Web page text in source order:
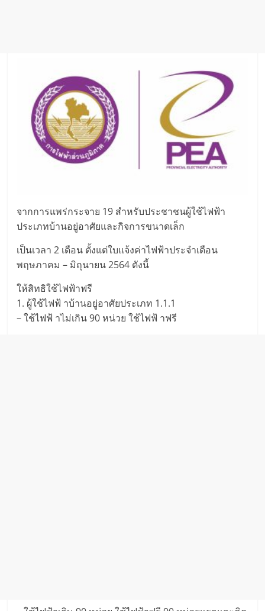
จากการแพร่กระจาย 19 สำหรับประชาชนผู้ใช้ไฟฟ้า
ประเภทบ้านอยู่อาศัยและกิจการขนาดเล็ก
เป็นเวลา 2 เดือน ตั้งแต่ใบแจ้งค่าไฟฟ้าประจำเดือน
พฤษภาคม – มิถุนายน 2564 ดังนี้
ให้สิทธิใช้ไฟฟ้าฟรี
1. ผู้ใช้ไฟฟ้ าบ้านอยู่อาศัยประเภท 1.1.1
– ใช้ไฟฟ้ าไม่เกิน 90 หน่วย ใช้ไฟฟ้ าฟรี